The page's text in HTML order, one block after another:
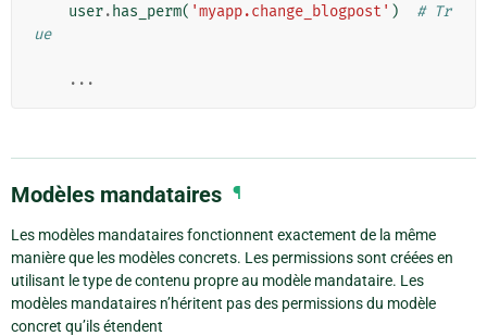
user. has_perm( 'myapp.change_blogpost' )
# Tr
ue
...
Modèles mandataires ¶
Les modèles mandataires fonctionnent exactement de la même
manière que les modèles concrets. Les permissions sont créées en
utilisant le type de contenu propre au modèle mandataire. Les
modèles mandataires n’héritent pas des permissions du modèle
concret qu’ils étendent